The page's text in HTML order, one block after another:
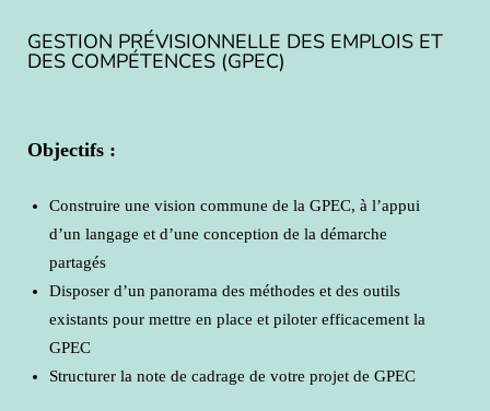
GESTION PRÉVISIONNELLE DES EMPLOIS ET
DES COMPÉTENCES (GPEC)
Objectifs :
Construire une vision commune de la GPEC, à l’appui
d’un langage et d’une conception de la démarche
partagés
Disposer d’un panorama des méthodes et des outils
existants pour mettre en place et piloter efficacement la
GPEC
Structurer la note de cadrage de votre projet de GPEC